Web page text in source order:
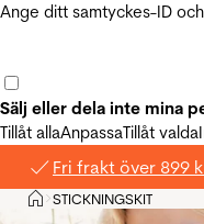
Ange ditt samtyckes-ID
Sälj eller dela inte mina
Tillåt allaAnpassaTillåt valda
Fri frakt över 899
Hem
>STICKNINGSKIT